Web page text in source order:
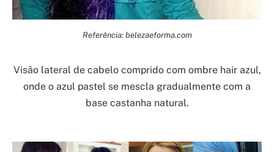
Referência: belezaeforma.com
Visão lateral de cabelo comprido com ombre hair azul,
onde o azul pastel se mescla gradualmente com a
base castanha natural.